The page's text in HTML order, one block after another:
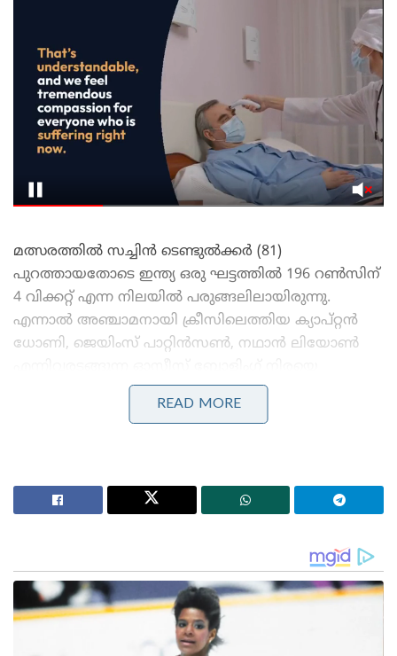
മത്സരത്തിൽ സച്ചിൻ ടെണ്ടുൽക്കർ (81)
പുറത്തായതോടെ ഇന്ത്യ ഒരു ഘട്ടത്തിൽ 196 റൺസിന്
4 വിക്കറ്റ് എന്ന നിലയിൽ പരുങ്ങലിലായിരുന്നു.
എന്നാൽ അഞ്ചാമനായി ക്രീസിലെത്തിയ ക്യാപ്റ്റൻ
ധോണി, ജെയിംസ് പാറ്റിൻസൺ, നഥാൻ ലിയോൺ
സമ്മർദ്ദത്തിലാക്കുന്ന കൗണ്ടർ-അറ്റാക്കിംഗ്
ശൈലിയാണ് പുറത്തെടുത്തത്. വിരാട്
231 പന്തുകളിൽ നിന്നാണ് ധോണി അന്ന് തന്റെ ഇരട്ട
സെഞ്ച്വറി പൂർത്തിയാക്കിയത്.
കോമൺവെൽത്ത് ഗെയിംസ് പതാക ഏറ്റുവാങ്ങി
ഗുജറാത്ത് മുഖ്യമന്ത്രി; 2030ൽ അഹമ്മദാബാദ്
READ MORE